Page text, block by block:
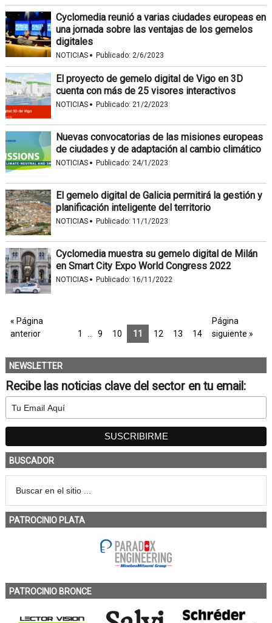
Cyclomedia reunió a varias ciudades europeas en
una jornada sobre las ventajas de los gemelos
digitales
NOTICIAS · Publicado: 2/6/2023
El proyecto de gemelo digital de Vigo en 3D
cuenta con más de 25 visores interactivos
NOTICIAS · Publicado: 21/2/2023
Nuevas convocatorias de las misiones europeas
de ciudades y de adaptación al cambio climático
NOTICIAS · Publicado: 24/1/2023
El gemelo digital de Galicia permitirá la gestión y
planificación inteligente del territorio
NOTICIAS · Publicado: 11/1/2023
Cyclomedia muestra su gemelo digital de Milán
en Smart City Expo World Congress 2022
NOTICIAS · Publicado: 16/11/2022
« Página
anterior
1 9 10 11 12 13 14
Página
siguiente »
NEWSLETTER
Recibe las noticias clave del sector en tu email:
BUSCADOR
PATROCINIO PLATA
PATROCINIO BRONCE